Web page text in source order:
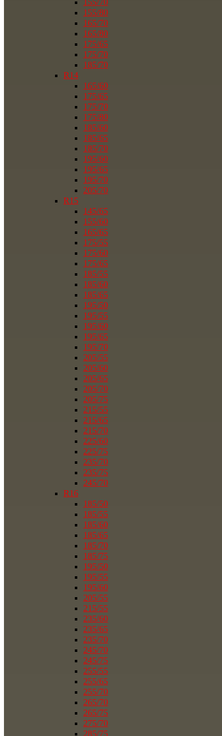
155/70
155/80
165/70
165/80
175/65
175/70
185/70
R14
165/60
175/65
175/70
175/80
185/60
185/65
185/70
195/60
195/65
195/70
205/70
R15
145/65
155/60
165/65
175/55
175/60
175/65
185/55
185/60
185/65
195/50
195/55
195/60
195/65
195/70
205/55
205/60
205/65
205/70
205/75
215/55
215/65
215/70
225/60
225/75
235/70
235/75
245/70
R16
185/50
185/55
185/60
185/65
185/70
185/75
195/50
195/55
195/60
205/55
215/55
235/60
235/65
235/70
245/70
245/75
255/55
255/65
255/70
265/70
265/75
275/70
285/75